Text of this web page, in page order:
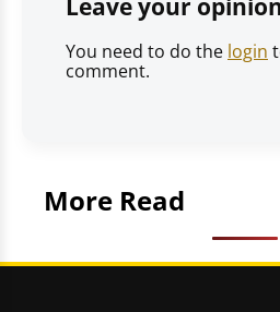
Leave your
You need to do the login
comment.
More Read